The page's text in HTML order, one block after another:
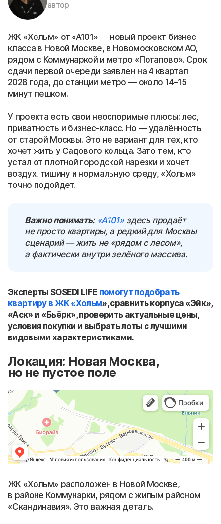
автор
ЖК «Хольм» от «А101» — новый проект бизнес-
класса в Новой Москве, в Новомосковском АО,
рядом с Коммунаркой и метро «Потапово». Срок
сдачи первой очереди заявлен на 4 квартал
2028 года, до станции метро — около 14–15
минут пешком.
У проекта есть свои неоспоримые плюсы: лес,
приватность и бизнес-класс. Но — удалённость
от старой Москвы. Это не вариант для тех, кто
хочет жить у Садового кольца. Зато тем, кто
устал от плотной городской нарезки и хочет
воздух, тишину и нормальную среду, «Хольм»
точно подойдет.
Важно понимать: «А101»здесь продаёт
не просто квартиры, а редкий для Москвы
сценарий — жить не «рядом с лесом»,
а фактически внутри зелёного массива.
Эксперты SOSEDI LIFE помогут подобрать
квартиру в ЖК «Хольм», сравнить корпуса «Эйк»,
«Аск» и «Бьёрк», проверить актуальные цены,
условия покупки и выбрать лоты с лучшими
видовыми характеристиками.
Локация: Новая Москва,
но не пустое поле
ЖК «Хольм» расположен в Новой Москве,
в районе Коммунарки, рядом с жилым районом
«Скандинавия». Это важная деталь.